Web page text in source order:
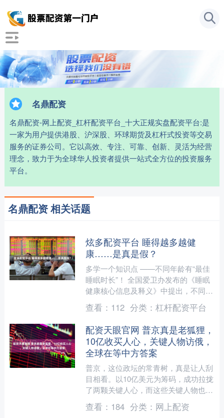
名鼎配资
名鼎配资-网上配资_杠杆配资平台_十大正规实盘配资平台:是
一家为用户提供港股、沪深股、环球期货及杠杆式投资等交易
服务的证券公司。它以高效、专注、可靠、创新、灵活为经营
理念，致力于为全球华人投资者提供一站式全方位的投资服务
平台。
名鼎配资 相关话题
炫多配资平台 睡得越多越健
康……是真是假？
多学一个知识点 ——不同年龄有“最佳
睡眠时长”！ 全国爱卫办发布的《睡眠
健康核心信息及释义》中提出，不同年
龄段人群所需睡眠时长不同，且因人而
异。 0~3月龄婴儿....
查看： 112 分类： 杠杆配资平台
配资天眼官网 普京真是老狐狸，
10亿收买人心，关键人物访俄，
全球在等中方答案
普京，这位政坛的常青树，真是让人刮
目相看。以10亿美元为筹码，成功拉拢
了两颗关键人心，而这些关键人物也已
经抵达莫斯科，全球的目光都聚焦在中
方的回应上。 展开剩余....
查看： 184 分类： 网上配资